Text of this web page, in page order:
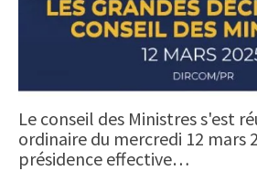
Le conseil des Ministres s'est
ordinaire du mercredi 12 mars
présidence effective…